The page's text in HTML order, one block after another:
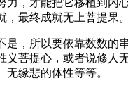
最终成就无上菩提果
，所以要依靠数数的
菩提心，或者说修人
缘悲的体性等等。